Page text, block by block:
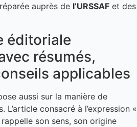
auprès de l’URSSAF et des
éditoriale
résumés,
applicables
aussi sur la manière de
consacré à l’expression «
son sens, son origine